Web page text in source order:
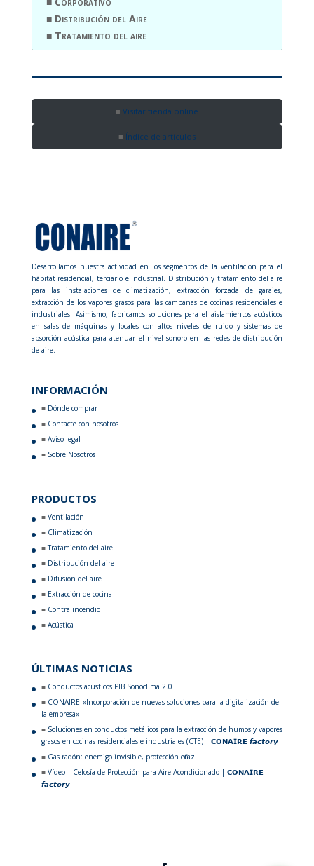
Distribución del Aire
Tratamiento del aire
Visitar tienda online
Índice de artículos
Desarrollamos nuestra actividad en los segmentos de la ventilación para el
hábitat residencial, terciario e industrial. Distribución y tratamiento del aire
para las instalaciones de climatización, extracción forzada de garajes,
extracción de los vapores grasos para las campanas de cocinas residenciales e
industriales. Asimismo, fabricamos soluciones para el aislamientos acústicos
en salas de máquinas y locales con altos niveles de ruido y sistemas de
absorción acústica para atenuar el nivel sonoro en las redes de distribución
de aire.
INFORMACIÓN
Dónde comprar
Contacte con nosotros
Aviso legal
Sobre Nosotros
PRODUCTOS
Ventilación
Climatización
Tratamiento del aire
Distribución del aire
Difusión del aire
Extracción de cocina
Contra incendio
Acústica
ÚLTIMAS NOTICIAS
Conductos acústicos PIB Sonoclima 2.0
CONAIRE «Incorporación de nuevas soluciones para la digitalización de
la empresa»
Soluciones en conductos metálicos para la extracción de humos y vapores
grasos en cocinas residenciales e industriales (CTE) | 𝗖𝗢𝗡𝗔𝗜𝗥𝗘 𝙛𝙖𝙘𝙩𝙤𝙧𝙮
Gas radón: enemigo invisible, protección eficaz
Vídeo – Celosía de Protección para Aire Acondicionado | 𝗖𝗢𝗡𝗔𝗜𝗥𝗘
𝙛𝙖𝙘𝙩𝙤𝙧𝙮